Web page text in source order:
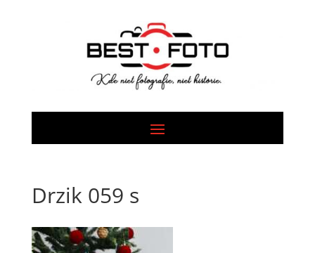
Drzik 059 s